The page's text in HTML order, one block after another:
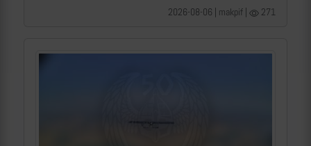
2026-08-06 | makpif | 271